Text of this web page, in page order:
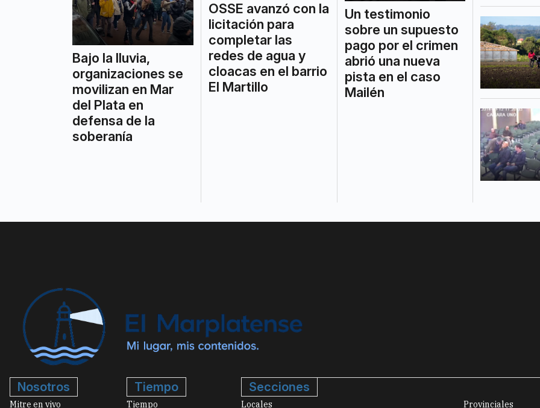
Bajo la lluvia,
organizaciones se
movilizan en Mar
del Plata en
defensa de la
soberanía
OSSE avanzó con la
licitación para
completar las
redes de agua y
cloacas en el barrio
El Martillo
Un testimonio
sobre un supuesto
pago por el crimen
abrió una nueva
pista en el caso
Mailén
Nosotros
Mitre en vivo
Tiempo
Tiempo
Secciones
Locales Provinciales